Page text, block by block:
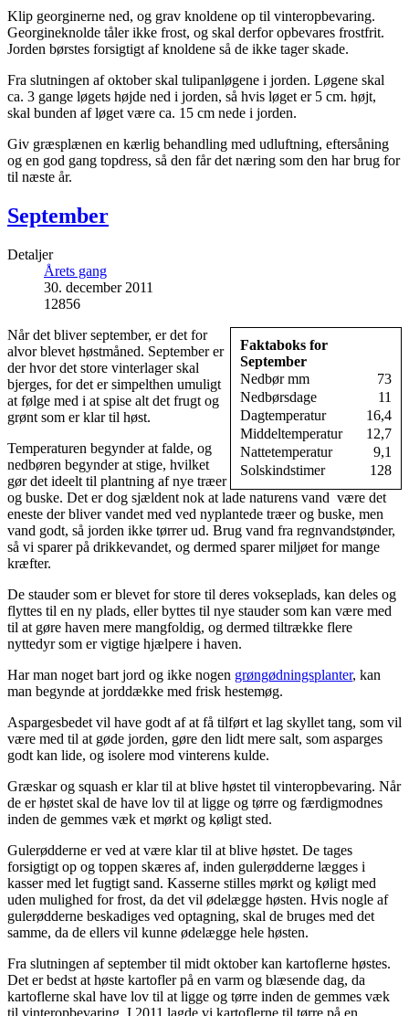
Klip georginerne ned, og grav knoldene op til vinteropbevaring.
Georgineknolde tåler ikke frost, og skal derfor opbevares frostfrit.
Jorden børstes forsigtigt af knoldene så de ikke tager skade.
Fra slutningen af oktober skal tulipanløgene i jorden. Løgene skal
ca. 3 gange løgets højde ned i jorden, så hvis løget er 5 cm. højt,
skal bunden af løget være ca. 15 cm nede i jorden.
Giv græsplænen en kærlig behandling med udluftning, eftersåning
og en god gang topdress, så den får det næring som den har brug for
til næste år.
September
Detaljer
Årets gang
30. december 2011
12856
Faktaboks for
September
Nedbør mm
73
Nedbørsdage
11
Dagtemperatur
16,4
Middeltemperatur
12,7
Nattetemperatur
9,1
Solskindstimer
128
Når det bliver september, er det for
alvor blevet høstmåned. September er
der hvor det store vinterlager skal
bjerges, for det er simpelthen umuligt
at følge med i at spise alt det frugt og
grønt som er klar til høst.
Temperaturen begynder at falde, og
nedbøren begynder at stige, hvilket
gør det ideelt til plantning af nye træer
og buske. Det er dog sjældent nok at lade naturens vand være det
eneste der bliver vandet med ved nyplantede træer og buske, men
vand godt, så jorden ikke tørrer ud. Brug vand fra regnvandstønder,
så vi sparer på drikkevandet, og dermed sparer miljøet for mange
kræfter.
De stauder som er blevet for store til deres vokseplads, kan deles og
flyttes til en ny plads, eller byttes til nye stauder som kan være med
til at gøre haven mere mangfoldig, og dermed tiltrække flere
nyttedyr som er vigtige hjælpere i haven.
Har man noget bart jord og ikke nogen grøngødningsplanter, kan
man begynde at jorddække med frisk hestemøg.
Aspargesbedet vil have godt af at få tilført et lag skyllet tang, som vil
være med til at gøde jorden, gøre den lidt mere salt, som asparges
godt kan lide, og isolere mod vinterens kulde.
Græskar og squash er klar til at blive høstet til vinteropbevaring. Når
de er høstet skal de have lov til at ligge og tørre og færdigmodnes
inden de gemmes væk et mørkt og køligt sted.
Gulerødderne er ved at være klar til at blive høstet. De tages
forsigtigt op og toppen skæres af, inden gulerødderne lægges i
kasser med let fugtigt sand. Kasserne stilles mørkt og køligt med
uden mulighed for frost, da det vil ødelægge høsten. Hvis nogle af
gulerødderne beskadiges ved optagning, skal de bruges med det
samme, da de ellers vil kunne ødelægge hele høsten.
Fra slutningen af september til midt oktober kan kartoflerne høstes.
Det er bedst at høste kartofler på en varm og blæsende dag, da
kartoflerne skal have lov til at ligge og tørre inden de gemmes væk